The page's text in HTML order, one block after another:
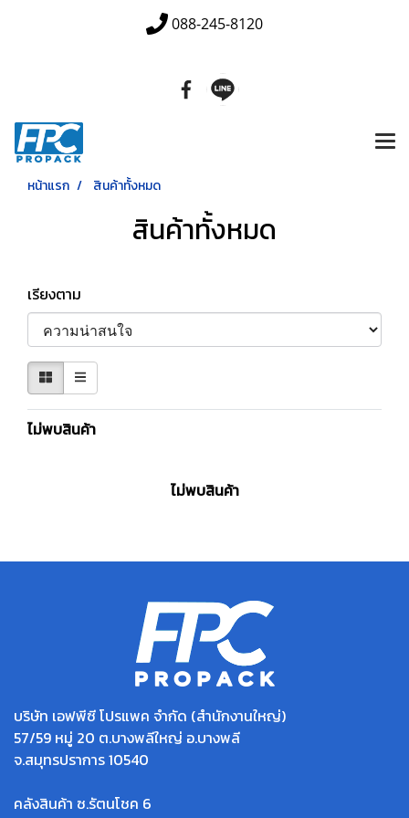
088-245-8120
หน้าแรก สินค้าทั้งหมด
สินค้าทั้งหมด
เรียงตาม
ไม่พบสินค้า
ไม่พบสินค้า
บริษัท เอฟพีซี โปรแพค จำกัด (สำนักงานใหญ่)
57/59 หมู่ 20 ต.บางพลีใหญ่ อ.บางพลี
จ.สมุทรปราการ 10540
คลังสินค้า ซ.รัตนโชค 6